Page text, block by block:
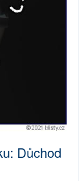
Důchod